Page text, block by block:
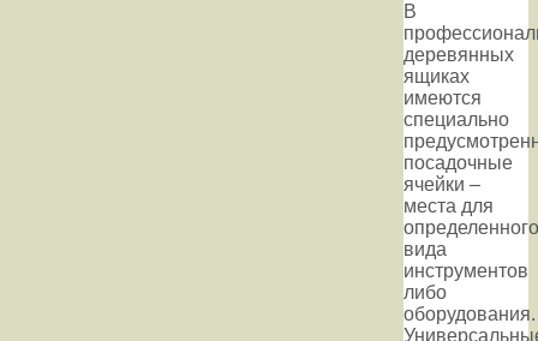
В
деревянных
ящиках
имеются
специально
посадочные
ячейки –
места для
определенного
вида
инструментов
либо
оборудования.